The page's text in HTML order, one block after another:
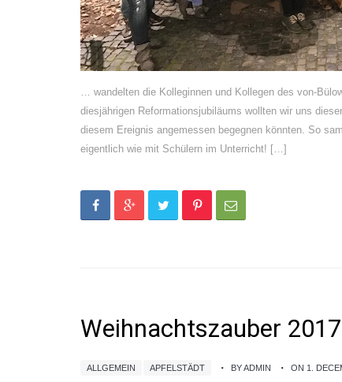
… wandelten die Kolleginnen und Kollegen des von-
diesjährigen Reformationsjubiläums wollten wir uns
diesem Ereignis angemessen begegnen könnten. So
eigentlich wie mit Schülern im Unterricht! […]
Weihnachtszauber 2017
ALLGEMEIN APFELSTÄDT BY ADMIN ON 1.